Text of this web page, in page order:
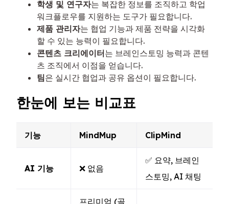
학생 및 연구자는 복잡한 정보를 조직하고 학업
워크플로우를 지원하는 도구가 필요합니다.
제품 관리자는 협업 기능과 제품 전략을 시각화
할 수 있는 능력이 필요합니다.
콘텐츠 크리에이터는 브레인스토밍 능력과 콘텐
츠 조직에서 이점을 얻습니다.
팀은 실시간 협업과 공유 옵션이 필요합니다.
한눈에 보는 비교표
기능 MindMup ClipMind
AI 기능 ❌ 없음
✅ 요약, 브레인
스토밍, AI 채팅
프리미엄 (골